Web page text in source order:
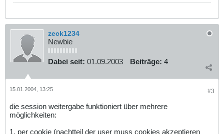
zeck1234
Newbie
Dabei seit: 01.09.2003 Beiträge: 4
#3
15.01.2004, 13:25
die session weitergabe funktioniert über mehrere
möglichkeiten:
1. per cookie (nachtteil der user muss cookies akzeptieren